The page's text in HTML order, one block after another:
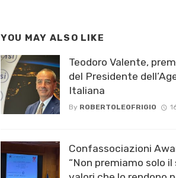
YOU MAY ALSO LIKE
Teodoro Valente,
del Presidente
Italiana
By ROBERTOLEOFRIGIO
Confassociazioni
“Non premiamo solo